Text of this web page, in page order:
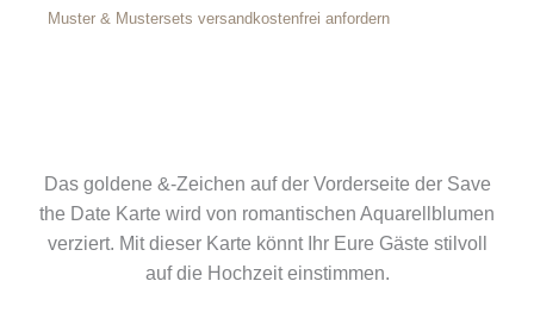
Muster & Mustersets versandkostenfrei anfordern
Das goldene &-Zeichen auf der Vorderseite der Save
the Date Karte wird von romantischen Aquarellblumen
verziert. Mit dieser Karte könnt Ihr Eure Gäste stilvoll
auf die Hochzeit einstimmen.